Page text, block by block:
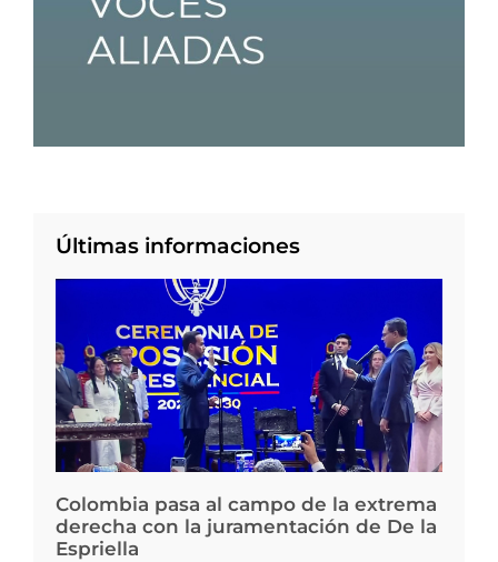
Últimas informaciones
Colombia pasa al campo de la extrema
derecha con la juramentación de De la
Espriella